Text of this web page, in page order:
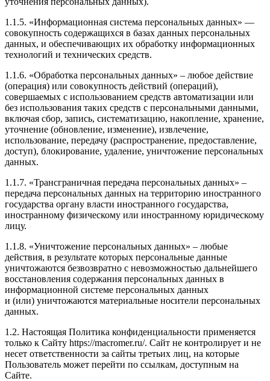
1.1.5. «Информационная система персональных данных» —
совокупность содержащихся в базах данных персональных
данных, и обеспечивающих их обработку информационных
технологий и технических средств.
1.1.6. «Обработка персональных данных» – любое действие
(операция) или совокупность действий (операций),
совершаемых с использованием средств автоматизации или
без использования таких средств с персональными данными,
включая сбор, запись, систематизацию, накопление, хранение,
уточнение (обновление, изменение), извлечение,
использование, передачу (распространение, предоставление,
доступ), блокирование, удаление, уничтожение персональных
данных.
1.1.7. «Трансграничная передача персональных данных» –
передача персональных данных на территорию иностранного
государства органу власти иностранного государства,
иностранному физическому или иностранному юридическому
лицу.
1.1.8. «Уничтожение персональных данных» – любые
действия, в результате которых персональные данные
уничтожаются безвозвратно с невозможностью дальнейшего
восстановления содержания персональных данных в
информационной системе персональных данных
и (или) уничтожаются материальные носители персональных
данных.
1.2. Настоящая Политика конфиденциальности применяется
только к Сайту https://macromer.ru/. Сайт не контролирует и не
несет ответственности за сайты третьих лиц, на которые
Пользователь может перейти по ссылкам, доступным на
Сайте.